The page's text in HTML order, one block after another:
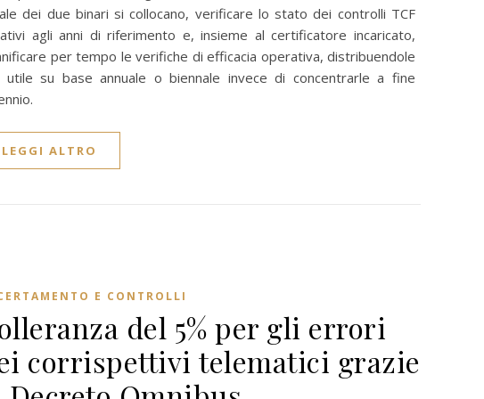
dei due binari si collocano, verificare lo stato dei controlli TCF
agli anni di riferimento e, insieme al certificatore incaricato,
per tempo le verifiche di efficacia operativa, distribuendole
utile su base annuale o biennale invece di concentrarle a fine
LEGGI ALTRO
E CONTROLLI
del 5% per gli errori
corrispettivi telematici grazie